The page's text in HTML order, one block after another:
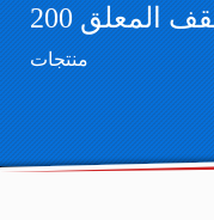
المعلق 200
منتجات